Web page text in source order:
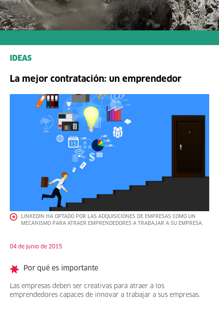
IDEAS
La mejor contratación: un emprendedor
LINKEDIN HA OPTADO POR LAS ADQUISICIONES DE EMPRESAS COMO UN
MECANISMO PARA ATRAER EMPRENDEDORES A TRABAJAR A SU EMPRESA.
04 de junio de 2015
Por qué es importante
Las empresas deben ser creativas para atraer a los
emprendedores capaces de innovar a trabajar a sus empresas.